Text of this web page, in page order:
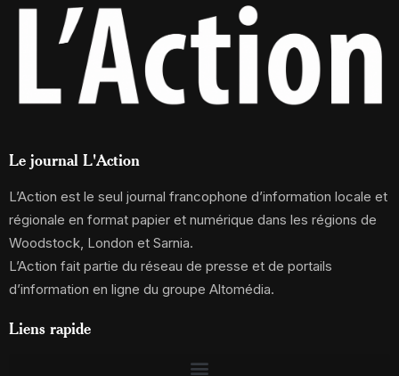
Le journal L'Action
L’Action est le seul journal francophone d’information locale et
régionale en format papier et numérique dans les régions de
Woodstock, London et Sarnia.
L’Action fait partie du réseau de presse et de portails
d’information en ligne du groupe Altomédia.
Liens rapide